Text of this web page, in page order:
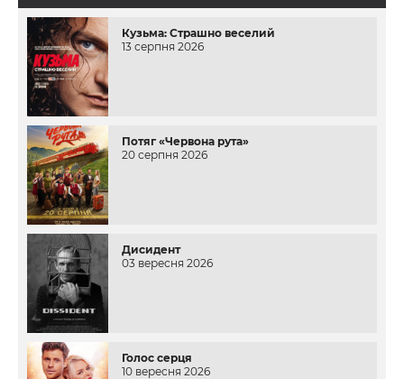
Кузьма: Страшно веселий
13 серпня 2026
Потяг «Червона рута»
20 серпня 2026
Дисидент
03 вересня 2026
Голос серця
10 вересня 2026